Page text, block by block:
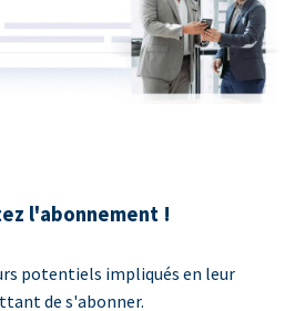
l'abonnement !
potentiels impliqués en leur
de s'abonner.